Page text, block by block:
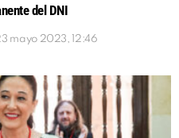
del DNI
mayo 2023, 12:46